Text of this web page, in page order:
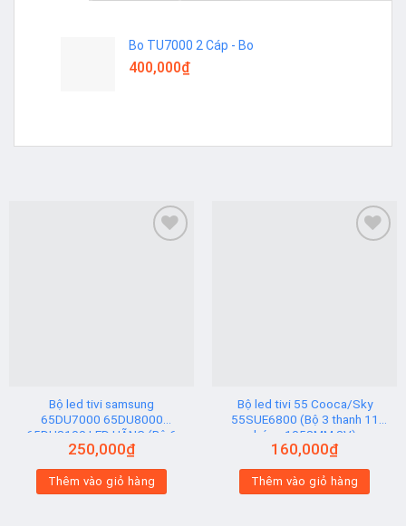
Bo TU7000 2 Cáp - Bo
400,000₫
Bộ led tivi samsung
65DU7000 65DU8000
65DU8100 LED HÃNG (Bộ 6
Thanh AB)
250,000₫
Thêm vào giỏ hàng
Bộ led tivi 55 Cooca/Sky
55SUE6800 (Bộ 3 thanh 11
bóng 1058MM 3V)
160,000₫
Thêm vào giỏ hàng